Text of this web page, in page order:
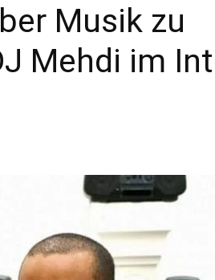
Musik zu
Mehdi im